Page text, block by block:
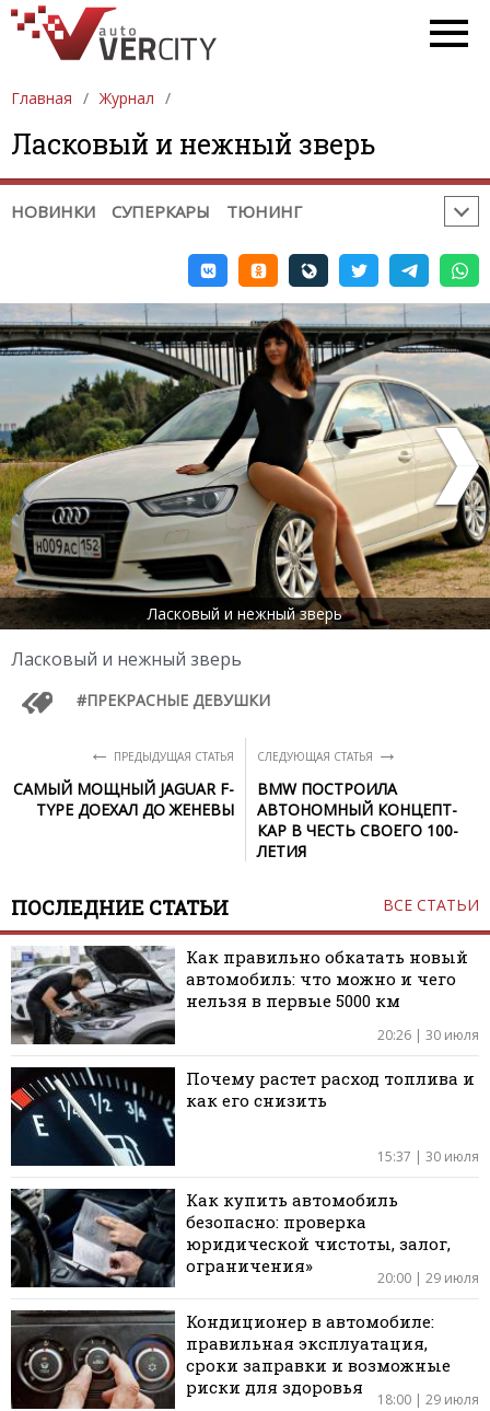
Главная Журнал
Ласковый и нежный зверь
НОВИНКИ СУПЕРКАРЫ ТЮНИНГ
РЕМОНТ / ДИАГНОСТИКА
ПРОБЛЕМЫ НА ДОРОГЕ
СОВЕТЫ ПРИ ПОКУПКЕ / ПРОДАЖЕ
РЕКЛАМА
Ласковый и нежный зверь
Ласковый и нежный зверь
ПРЕКРАСНЫЕ ДЕВУШКИ
← ПРЕДЫДУЩАЯ СТАТЬЯ
САМЫЙ МОЩНЫЙ JAGUAR F-
TYPE ДОЕХАЛ ДО ЖЕНЕВЫ
СЛЕДУЮЩАЯ СТАТЬЯ →
BMW ПОСТРОИЛА
АВТОНОМНЫЙ КОНЦЕПТ-
КАР В ЧЕСТЬ СВОЕГО 100-
ЛЕТИЯ
ПОСЛЕДНИЕ СТАТЬИ ВСЕ СТАТЬИ
Как правильно обкатать новый
автомобиль: что можно и чего
нельзя в первые 5000 км
20:26 | 30 июля
Почему растет расход топлива и
как его снизить
15:37 | 30 июля
Как купить автомобиль
безопасно: проверка
юридической чистоты, залог,
ограничения»
20:00 | 29 июля
Кондиционер в автомобиле:
правильная эксплуатация,
сроки заправки и возможные
риски для здоровья
18:00 | 29 июля